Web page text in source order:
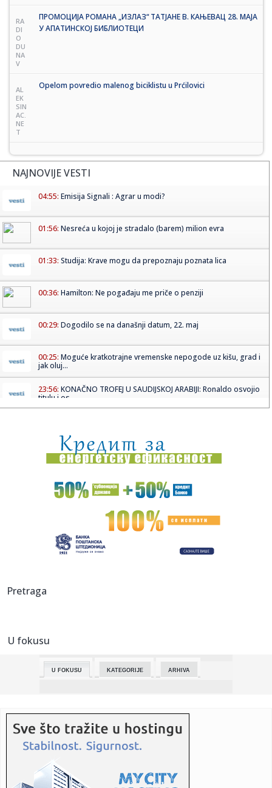
RA
DI
O
DU
NA
V
ПРОМОЦИЈА РОМАНА „ИЗЛАЗ“ ТАТЈАНЕ B. КАЊЕВАЦ 28. МАЈА
У АПАТИНСКОЈ БИБЛИОТЕЦИ
AL
EK
SIN
AC.
NE
T
Opelom povredio malenog biciklistu u Prćilovici
NAJNOVIJE VESTI
04:55: Emisija Signali : Agrar u modi?
01:56: Nesreća u kojoj je stradalo (barem) milion evra
01:33: Studija: Krave mogu da prepoznaju poznata lica
00:36: Hamilton: Ne pogađaju me priče o penziji
00:29: Dogodilo se na današnji datum, 22. maj
00:25: Moguće kratkotrajne vremenske nepogode uz kišu, grad i
jak oluj...
23:56: KONAČNO TROFEJ U SAUDIJSKOJ ARABIJI: Ronaldo osvojio
titulu i os...
23:39:Otvorena izložba “Tolerancija” u Leskovcu
23:37:KODIJEV UGAO: Zvezdin plej govorio o tome kako je
sezona krenula ...
OJT Vladičin Han: Po okončanju istrage biće utvrđene
23:33:„Ustavobranitelji“ pred Prekršajnim sudom u Bujanovcu: Da
tehničkoj sara...
23:16:
23:15:
“Ženski Brajan Džonson”: Djevojka porijeklom iz BiH ulazi
23:15:Hrvatska uvodi doživotni zatvor?
23:15:Bjegunac iz Doboja postao ruski vojnik: Istraživanje otkriva
det...
Pretraga
U fokusu
U FOKUSU KATEGORIJE ARHIVA